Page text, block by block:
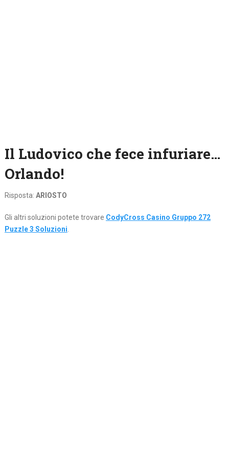
Il Ludovico che fece infuriare…
Orlando!
Risposta: ARIOSTO
Gli altri soluzioni potete trovare CodyCross Casino Gruppo 272
Puzzle 3 Soluzioni.